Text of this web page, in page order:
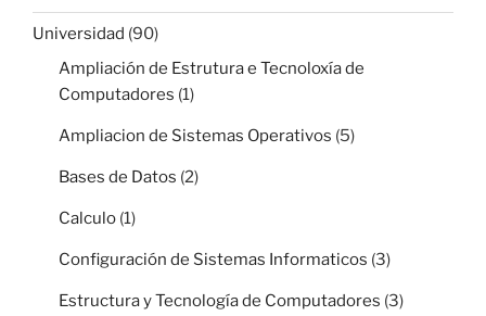
Universidad (90)
Ampliación de Estrutura e Tecnoloxía de
Computadores (1)
Ampliacion de Sistemas Operativos (5)
Bases de Datos (2)
Calculo (1)
Configuración de Sistemas Informaticos (3)
Estructura y Tecnología de Computadores (3)